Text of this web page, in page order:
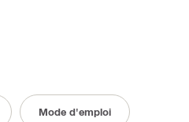
Mode d'emploi